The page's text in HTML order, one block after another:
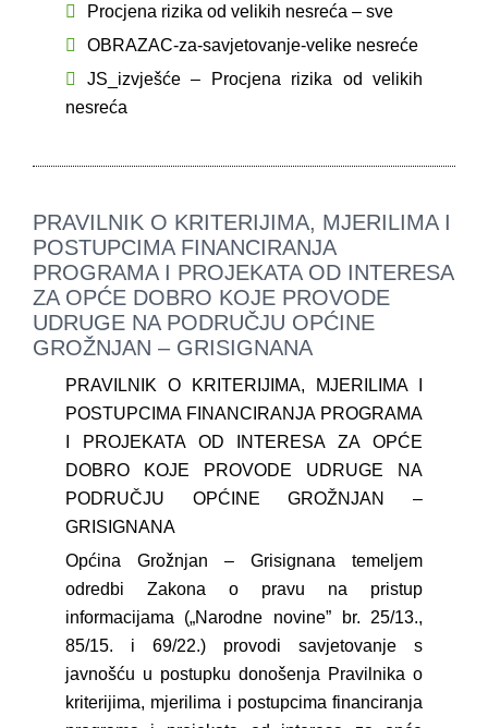
Procjena rizika od velikih nesreća – sve
OBRAZAC-za-savjetovanje-velike nesreće
JS_izvješće – Procjena rizika od velikih
nesreća
PRAVILNIK O KRITERIJIMA, MJERILIMA I
POSTUPCIMA FINANCIRANJA
PROGRAMA I PROJEKATA OD INTERESA
ZA OPĆE DOBRO KOJE PROVODE
UDRUGE NA PODRUČJU OPĆINE
GROŽNJAN – GRISIGNANA
PRAVILNIK O KRITERIJIMA, MJERILIMA I
POSTUPCIMA FINANCIRANJA PROGRAMA
I PROJEKATA OD INTERESA ZA OPĆE
DOBRO KOJE PROVODE UDRUGE NA
PODRUČJU OPĆINE GROŽNJAN –
GRISIGNANA
Općina Grožnjan – Grisignana temeljem
odredbi Zakona o pravu na pristup
informacijama („Narodne novine” br. 25/13.,
85/15. i 69/22.) provodi savjetovanje s
javnošću u postupku donošenja Pravilnika o
kriterijima, mjerilima i postupcima financiranja